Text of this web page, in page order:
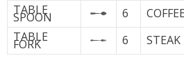
TABLE
SPOON 6
TABLE
FORK 6 STEAK